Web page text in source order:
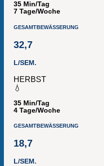
35 Min/Tag
7 Tage/Woche
GESAMTBEWÄSSERUNG
32,7
L/SEM.
HERBST
💧
35 Min/Tag
4 Tage/Woche
GESAMTBEWÄSSERUNG
18,7
L/SEM.